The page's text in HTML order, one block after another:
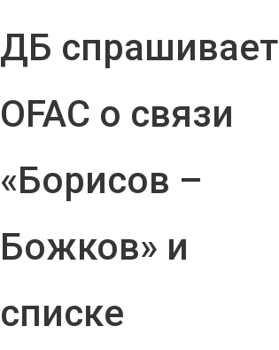
ДБ спрашивает
OFAC о связи
«Борисов –
Божков» и
списке